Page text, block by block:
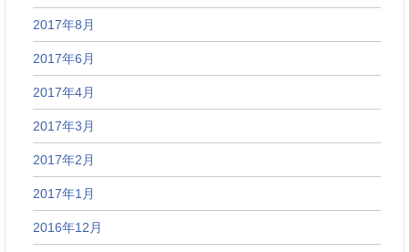
2017年8月
2017年6月
2017年4月
2017年3月
2017年2月
2017年1月
2016年12月